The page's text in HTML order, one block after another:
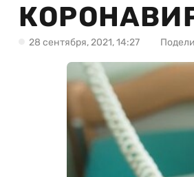
28 сентября, 2021, 14:27